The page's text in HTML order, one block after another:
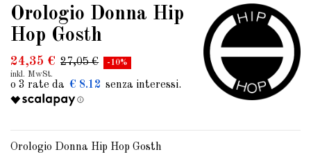
Orologio Donna Hip
Hop Gosth
24,35 € 27,05 € -10%
inkl. MwSt.
€ 8.12
Orologio Donna Hip Hop Gosth